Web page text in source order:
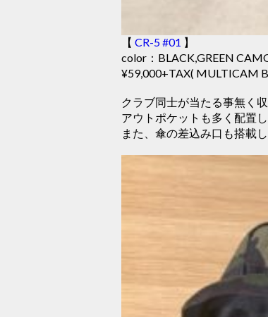
【 CR-5 #01 】
color：BLACK,GREEN
¥59,000+TAX( MULTICAM
クラブ同士が当たる事無く
アウトポケットも多く配置
また、傘の差込み口も搭載